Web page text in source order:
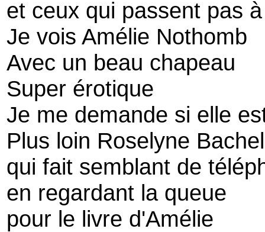
et ceux qui passent pas
Je vois Amélie Nothomb
Avec un beau chapeau
Super érotique
Je me demande si elle
Plus loin Roselyne
qui fait semblant de
en regardant la queue
pour le livre d'Amélie